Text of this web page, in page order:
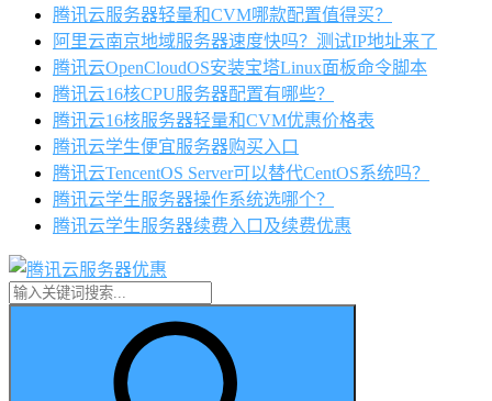
腾讯云服务器轻量和CVM哪款配置值得买？
阿里云南京地域服务器速度快吗？测试IP地址来了
腾讯云OpenCloudOS安装宝塔Linux面板命令脚本
腾讯云16核CPU服务器配置有哪些？
腾讯云16核服务器轻量和CVM优惠价格表
腾讯云学生便宜服务器购买入口
腾讯云TencentOS Server可以替代CentOS系统吗？
腾讯云学生服务器操作系统选哪个？
腾讯云学生服务器续费入口及续费优惠